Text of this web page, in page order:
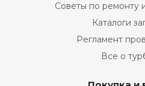
Советы по ремонту
Каталоги
Регламент
Все о